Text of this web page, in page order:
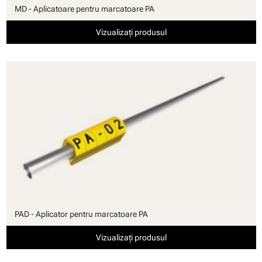
MD - Aplicatoare pentru marcatoare PA
Vizualizați produsul
PAD - Aplicator pentru marcatoare PA
Vizualizați produsul